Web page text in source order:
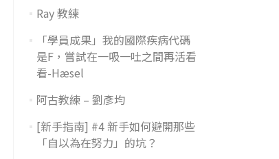
Ray 教練
「學員成果」我的國際疾病代碼
是F，嘗試在一吸一吐之間再活看
看-Hæsel
阿古教練 – 劉彥均
[新手指南] #4 新手如何避開那些
「自以為在努力」的坑？